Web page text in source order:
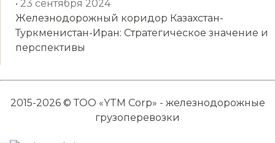
• 23 сентября 2024
Железнодорожный коридор Казахстан-
Туркменистан-Иран: Стратегическое значение и
перспективы
2015-2026 © ТОО «YTM Corp» - железнодорожные
грузоперевозки